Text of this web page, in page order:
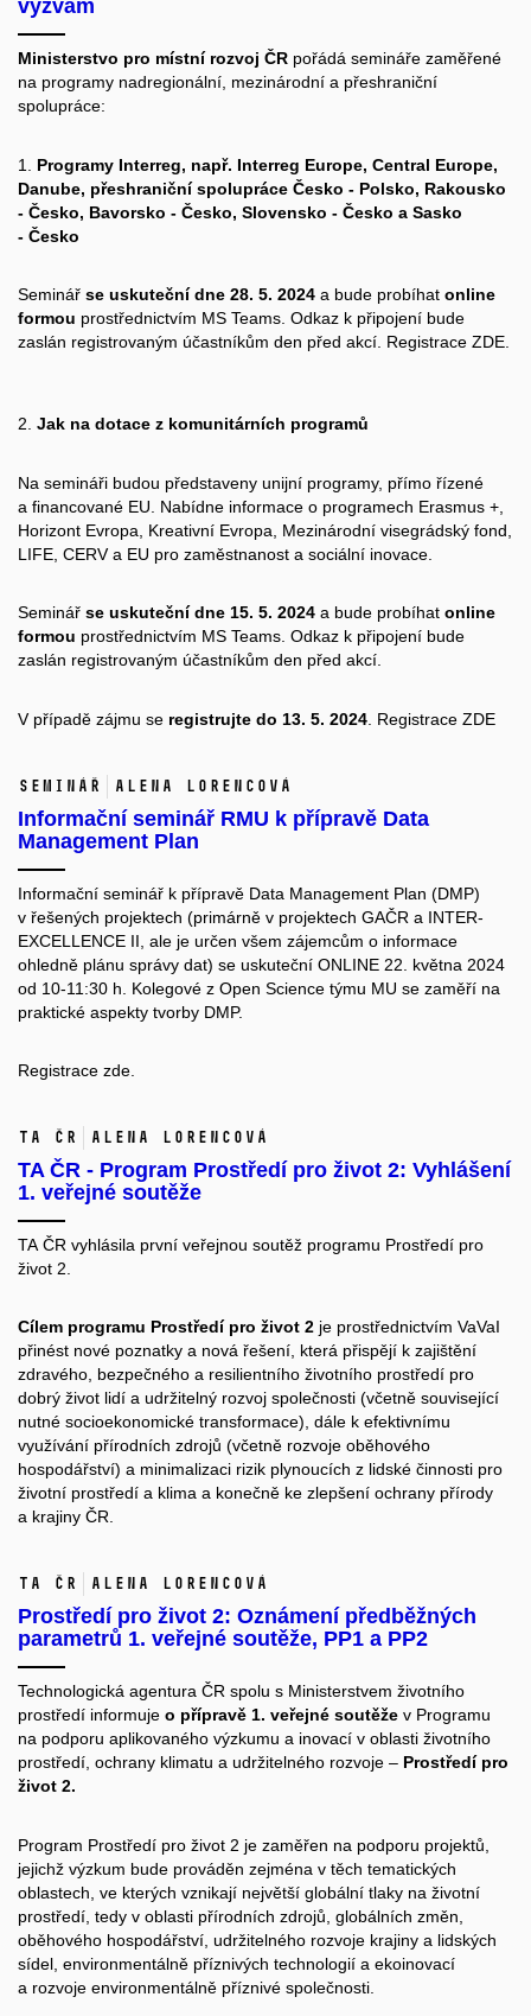
výzvám
Ministerstvo pro místní rozvoj ČR pořádá semináře zaměřené
na programy nadregionální, mezinárodní a přeshraniční
spolupráce:
1. Programy Interreg, např. Interreg Europe, Central Europe,
Danube, přeshraniční spolupráce Česko - Polsko, Rakousko
- Česko, Bavorsko - Česko, Slovensko - Česko a Sasko
- Česko
Seminář se uskuteční dne 28. 5. 2024 a bude probíhat online
formou prostřednictvím MS Teams. Odkaz k připojení bude
zaslán registrovaným účastníkům den před akcí. Registrace ZDE.
2. Jak na dotace z komunitárních programů
Na semináři budou představeny unijní programy, přímo řízené
a financované EU. Nabídne informace o programech Erasmus +,
Horizont Evropa, Kreativní Evropa, Mezinárodní visegrádský fond,
LIFE, CERV a EU pro zaměstnanost a sociální inovace.
Seminář se uskuteční dne 15. 5. 2024 a bude probíhat online
formou prostřednictvím MS Teams. Odkaz k připojení bude
zaslán registrovaným účastníkům den před akcí.
V případě zájmu se registrujte do 13. 5. 2024 . Registrace ZDE
Seminář Alena Lorencová
Informační seminář RMU k přípravě Data
Management Plan
Informační seminář k přípravě Data Management Plan (DMP)
v řešených projektech (primárně v projektech GAČR a INTER-
EXCELLENCE II, ale je určen všem zájemcům o informace
ohledně plánu správy dat) se uskuteční ONLINE 22. května 2024
od 10-11:30 h. Kolegové z Open Science týmu MU se zaměří na
praktické aspekty tvorby DMP.
Registrace zde.
TA ČR Alena Lorencová
TA ČR - Program Prostředí pro život 2: Vyhlášení
1. veřejné soutěže
TA ČR vyhlásila první veřejnou soutěž programu Prostředí pro
život 2.
Cílem programu Prostředí pro život 2 je prostřednictvím VaVaI
přinést nové poznatky a nová řešení, která přispějí k zajištění
zdravého, bezpečného a resilientního životního prostředí pro
dobrý život lidí a udržitelný rozvoj společnosti (včetně související
nutné socioekonomické transformace), dále k efektivnímu
využívání přírodních zdrojů (včetně rozvoje oběhového
hospodářství) a minimalizaci rizik plynoucích z lidské činnosti pro
životní prostředí a klima a konečně ke zlepšení ochrany přírody
a krajiny ČR.
TA ČR Alena Lorencová
Prostředí pro život 2: Oznámení předběžných
parametrů 1. veřejné soutěže, PP1 a PP2
Technologická agentura ČR spolu s Ministerstvem životního
prostředí informuje o přípravě 1. veřejné soutěže v Programu
na podporu aplikovaného výzkumu a inovací v oblasti životního
prostředí, ochrany klimatu a udržitelného rozvoje – Prostředí pro
život 2.
Program Prostředí pro život 2 je zaměřen na podporu projektů,
jejichž výzkum bude prováděn zejména v těch tematických
oblastech, ve kterých vznikají největší globální tlaky na životní
prostředí, tedy v oblasti přírodních zdrojů, globálních změn,
oběhového hospodářství, udržitelného rozvoje krajiny a lidských
sídel, environmentálně příznivých technologií a ekoinovací
a rozvoje environmentálně příznivé společnosti.